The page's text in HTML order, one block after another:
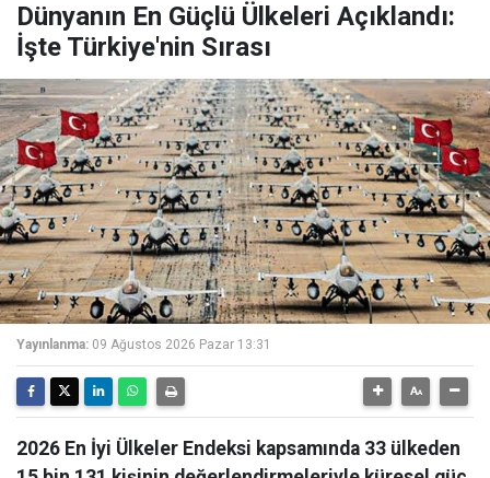
Dünyanın En Güçlü Ülkeleri Açıklandı:
İşte Türkiye'nin Sırası
Yayınlanma: 09 Ağustos 2026 Pazar 13:31
2026 En İyi Ülkeler Endeksi kapsamında 33 ülkeden